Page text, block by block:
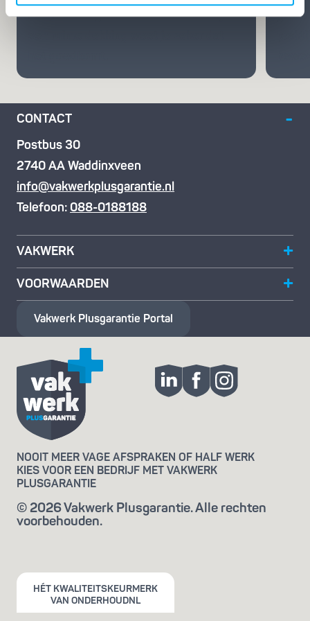
ben je extra goed verzekerd. Dankzij
CONTACT
Postbus 30
2740 AA Waddinxveen
info@vakwerkplusgarantie.nl
Telefoon: 088-0188188
VAKWERK
VOORWAARDEN
Vakwerk Plusgarantie Portal
NOOIT MEER VAGE AFSPRAKEN OF HALF WERK
KIES VOOR EEN BEDRIJF MET VAKWERK
PLUSGARANTIE
© 2026 Vakwerk Plusgarantie. Alle rechten
voorbehouden.
HÉT KWALITEITSKEURMERK
VAN ONDERHOUDNL